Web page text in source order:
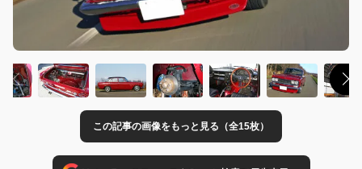
この記事の画像をもっと見る（全15枚）